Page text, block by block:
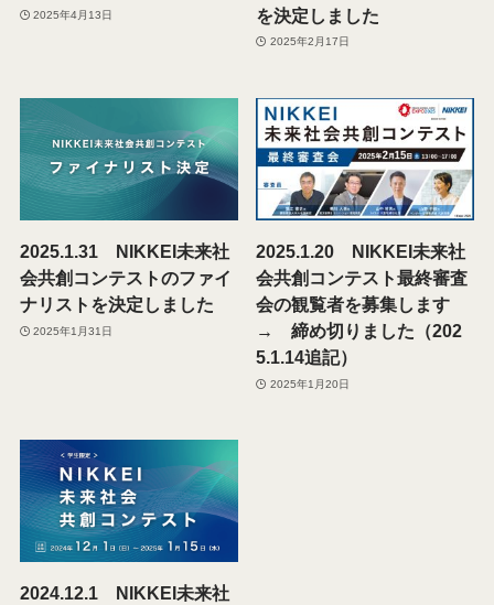
2025年4月13日
を決定しました
2025年2月17日
2025.1.31 NIKKEI未来社
会共創コンテストのファイ
ナリストを決定しました
2025年1月31日
2025.1.20 NIKKEI未来社
会共創コンテスト最終審査
会の観覧者を募集します
→ 締め切りました（202
5.1.14追記）
2025年1月20日
2024.12.1 NIKKEI未来社